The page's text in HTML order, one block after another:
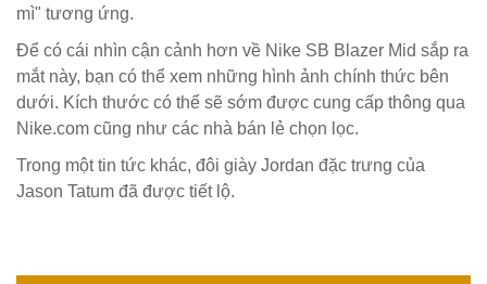
mì" tương ứng.
Để có cái nhìn cận cảnh hơn về Nike SB Blazer Mid sắp ra
mắt này, bạn có thể xem những hình ảnh chính thức bên
dưới. Kích thước có thể sẽ sớm được cung cấp thông qua
Nike.com cũng như các nhà bán lẻ chọn lọc.
Trong một tin tức khác, đôi giày Jordan đặc trưng của
Jason Tatum đã được tiết lộ.